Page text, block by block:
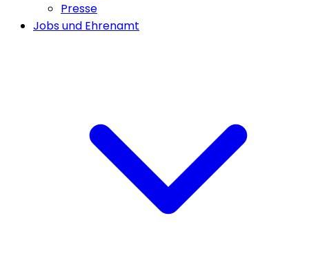
Presse
Jobs und Ehrenamt